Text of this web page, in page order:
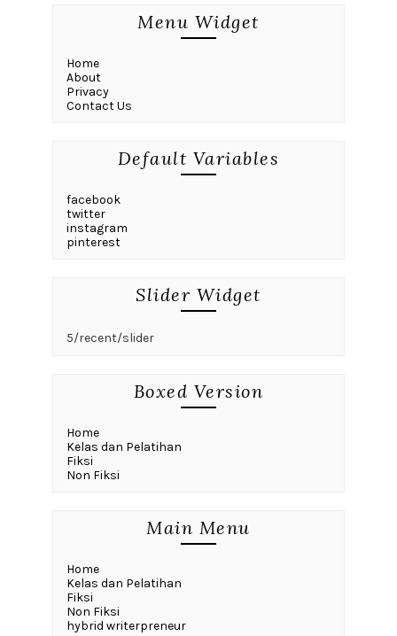
Menu Widget
Home
About
Privacy
Contact Us
Default Variables
facebook
twitter
instagram
pinterest
Slider Widget
5/recent/slider
Boxed Version
Home
Kelas dan Pelatihan
Fiksi
Non Fiksi
Main Menu
Home
Kelas dan Pelatihan
Fiksi
Non Fiksi
hybrid writerpreneur